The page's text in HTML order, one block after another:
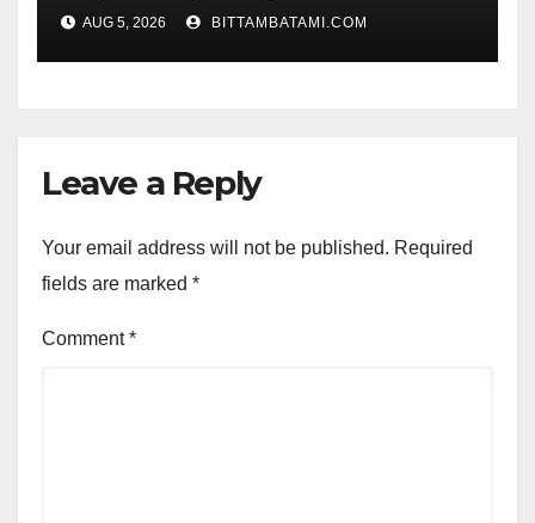
AUG 5, 2026 BITTAMBATAMI.COM
Leave a Reply
Your email address will not be published. Required
fields are marked *
Comment*